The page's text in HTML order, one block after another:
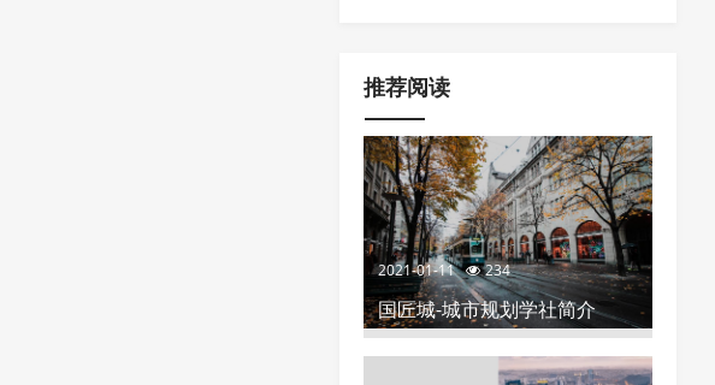
新项目负面清单
推荐阅读
2021-01-11 234
国匠城-城市规划学社简介